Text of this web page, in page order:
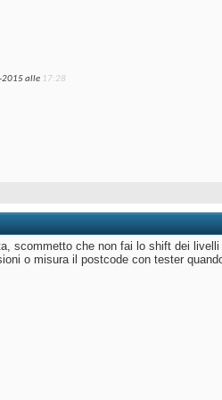
alle 17:28
scommetto che non fai lo shift dei
o misura il postcode con tester